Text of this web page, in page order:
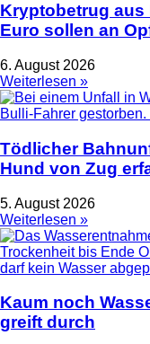
Kryptobetrug aus
Euro sollen an
6. August 2026
Weiterlesen »
Tödlicher
Hund von Zug
5. August 2026
Weiterlesen »
Kaum noch
greift durch